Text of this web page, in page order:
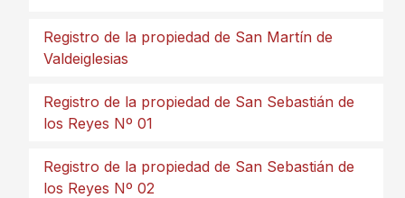
Registro de la propiedad de San Martín de
Valdeiglesias
Registro de la propiedad de San Sebastián de
los Reyes Nº 01
Registro de la propiedad de San Sebastián de
los Reyes Nº 02